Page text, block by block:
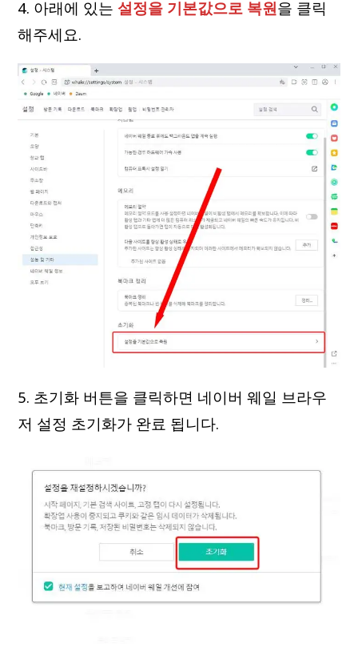
4. 아래에 있는설정을 기본값으로 복원을 클릭
해주세요.
5. 초기화 버튼을 클릭하면 네이버 웨일 브라우
저 설정 초기화가 완료 됩니다.